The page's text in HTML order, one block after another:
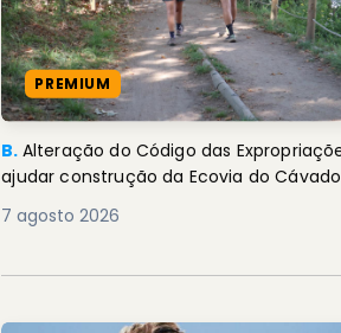
PREMIUM
B. Alteração do Código das Expropriações pode
ajudar construção da Ecovia do Cávado
7 agosto 2026